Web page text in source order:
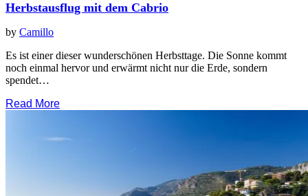
Herbstausflug mit dem Cabrio
by Camillo
Es ist einer dieser wunderschönen Herbsttage. Die Sonne kommt
noch einmal hervor und erwärmt nicht nur die Erde, sondern
spendet…
Read More